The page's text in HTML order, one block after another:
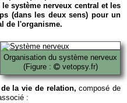
système nerveux central et les
(dans les deux sens) pour un
de l'organisme.
Organisation du système nerveux
(Figure :
vetopsy.fr)
la vie de relation, composé de
: